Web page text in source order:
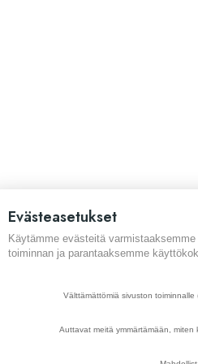
Yhteystiedot
Evästeasetukset
Käytämme evästeitä
toiminnan ja parantaaksemme
Välttämättömiä sivuston toiminnalle
Auttavat meitä ymmärtämään, miten